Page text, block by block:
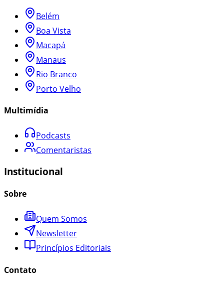
Belém
Boa Vista
Macapá
Manaus
Rio Branco
Porto Velho
Multimídia
Podcasts
Comentaristas
Institucional
Sobre
Quem Somos
Newsletter
Princípios Editoriais
Contato